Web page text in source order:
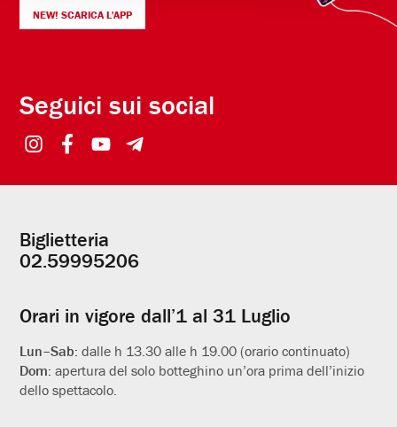
NEW! SCARICA L'APP
Seguici sui social
Informazioni
utili
Biglietteria
02.59995206
Orari in vigore dall’1 al 31 Luglio
Lun–Sab:dalle h 13.30 alle h 19.00 (orario continuato)
Dom:apertura del solo botteghino un’ora prima dell’inizio
dello spettacolo.